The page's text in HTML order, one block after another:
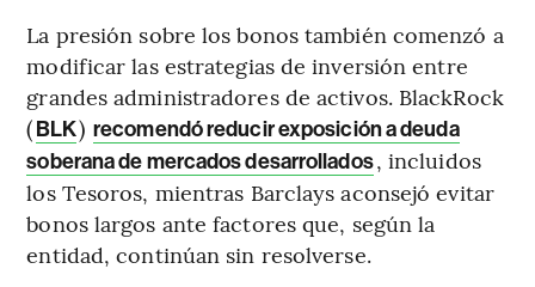
La presión sobre los bonos también comenzó a
modificar las estrategias de inversión entre
grandes administradores de activos. BlackRock
(BLK) recomendó reducir exposición a deuda
soberana de mercados desarrollados, incluidos
los Tesoros, mientras Barclays aconsejó evitar
bonos largos ante factores que, según la
entidad, continúan sin resolverse.